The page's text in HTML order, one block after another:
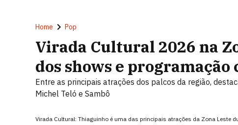
Home Pop
Virada Cultural 2026 na
dos shows e programação
Entre as principais atrações dos palcos da região,
Michel Teló e Sambô
Virada Cultural: Thiaguinho é uma das principais atrações da Zona Leste